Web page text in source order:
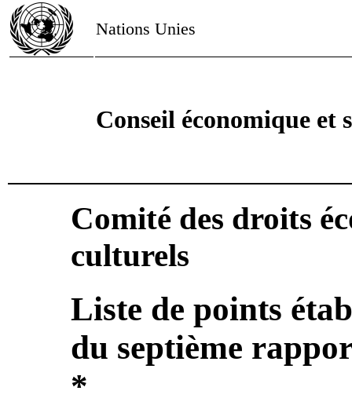
Nations Unies
Conseil économique et
Comité des droits
culturels
Liste de points
du septième
*